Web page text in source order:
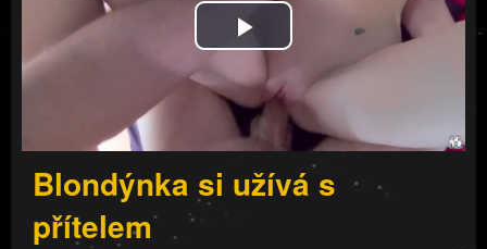
Play
Video
Blondýnka si užívá s
přítelem